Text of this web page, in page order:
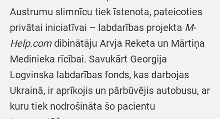
Austrumu slimnīcu tiek īstenota, pateicoties
privātai iniciatīvai – labdarības projekta M-
Help.com dibinātāju Arvja Reketa un Mārtiņa
Medinieka rīcībai. Savukārt Georgija
Logvinska labdarības fonds, kas darbojas
Ukrainā, ir aprīkojis un pārbūvējis autobusu, ar
kuru tiek nodrošināta šo pacientu